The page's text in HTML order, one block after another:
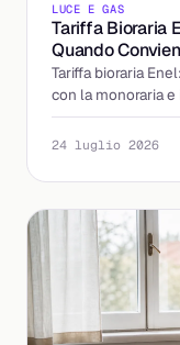
LUCE E GAS
Tariffa Bioraria
Quando
Tariffa bioraria
con la monoraria e
accendere la sera
24 luglio 2026